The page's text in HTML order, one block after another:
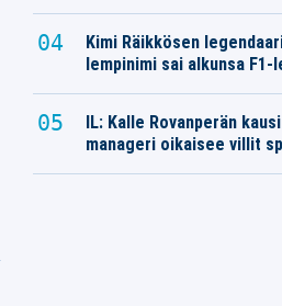
Kimi Räikkösen
lempinimi sai alkunsa F1-
IL: Kalle Rovanperän
manageri oikaisee villit